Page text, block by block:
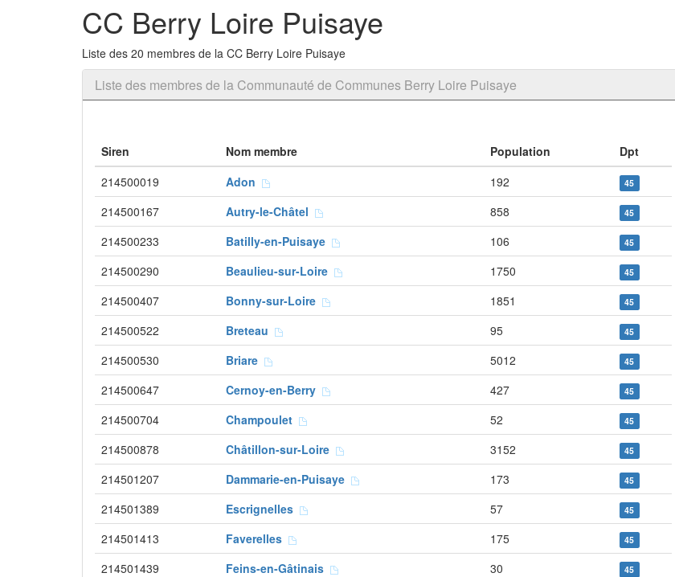
CC Berry Loire Puisaye
Liste des 20 membres de la CC Berry Loire Puisaye
Liste des membres de la Communauté de Communes Berry Loire Puisaye
Siren Nom membre Population
Dpt
214500019
Adon 192 45
214500167 Autry-le-Châtel 858 45
214500233 Batilly-en-Puisaye 106 45
214500290 Beaulieu-sur-Loire 1750 45
214500407 Bonny-sur-Loire 1851 45
214500522 Breteau 95 45
214500530 Briare 5012 45
214500647 Cernoy-en-Berry 427 45
214500704 Champoulet 52 45
214500878 Châtillon-sur-Loire 3152 45
214501207 Dammarie-en-Puisaye 173 45
214501389 Escrignelles 57 45
214501413 Faverelles 175 45
214501439 Feins-en-Gâtinais 30 45